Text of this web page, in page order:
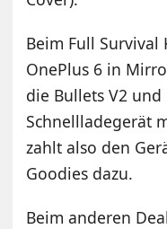
Beim Full
OnePlus 6 in
die Bullets V2
Schnellladegerät
zahlt also den
Goodies dazu.
Beim anderen